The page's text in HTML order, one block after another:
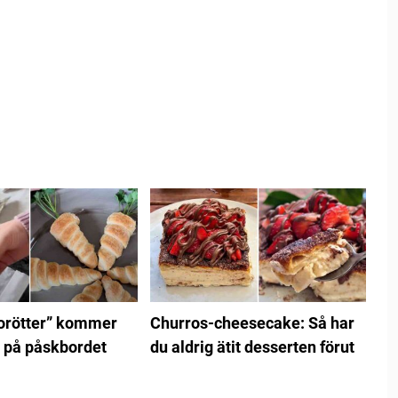
kommer
påskbordet
Churros-cheesecake: Så har
du aldrig ätit desserten förut